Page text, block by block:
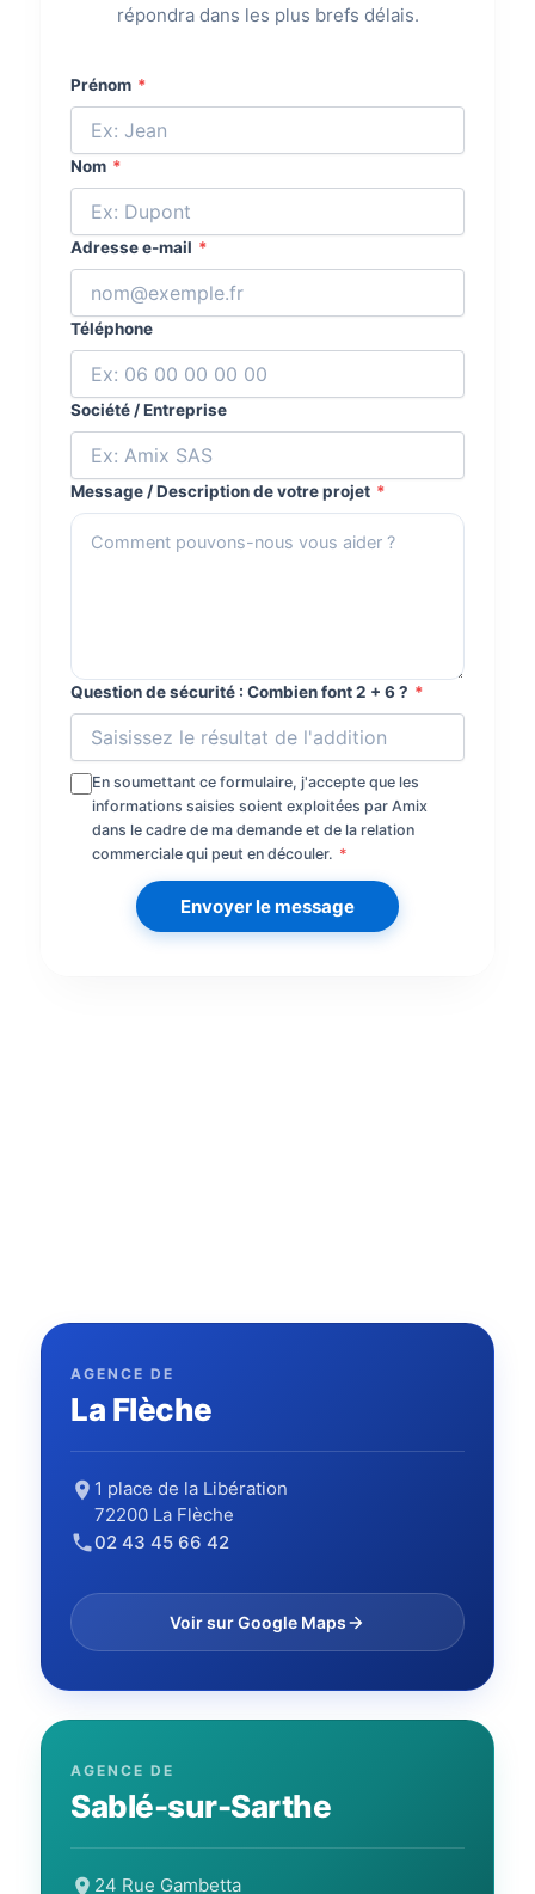
répondra dans les plus brefs délais.
Prénom *
Nom *
Adresse e-mail *
Téléphone
Société / Entreprise
Message / Description de votre projet *
Question de sécurité : Combien font 2 + 6 ? *
En soumettant ce formulaire, j'accepte que les
informations saisies soient exploitées par Amix
dans le cadre de ma demande et de la relation
commerciale qui peut en découler. *
Envoyer le message
AGENCE DE
La Flèche
1 place de la Libération
72200 La Flèche
02 43 45 66 42
Voir sur Google Maps
AGENCE DE
Sablé-sur-Sarthe
24 Rue Gambetta